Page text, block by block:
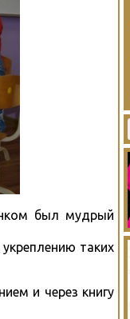
был мудрый
таких
и через книгу